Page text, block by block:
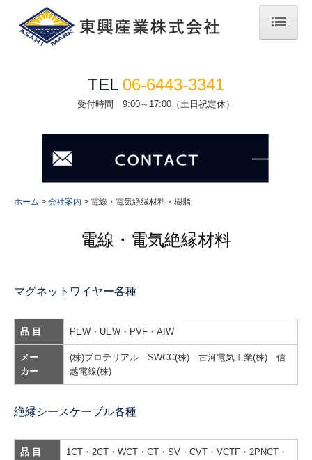
害獣王
Langogo
平角銅線
設備紹介
採用情報
お問合せ
TEL 06-6443-3341
受付時間 9:00～17:00（土日祝定休）
ホーム 会社案内 電線・電気絶縁材料・樹脂
電線・電気絶縁材料
マグネットワイヤー各種
品 目 PEW・UEW・PVF・AIW
メー
カー
(株)プロテリアル SWCC(株) 古河電気工業(株) 信
越電線(株)
絶縁シースケーブル各種
品 目
1CT・2CT・WCT・CT・SV・CVT・VCTF・2PNCT・